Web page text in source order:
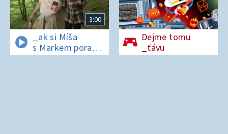
3:00
_ak si Míša
s Markem poradí
v lese bez
Dejme tomu
_ťávu